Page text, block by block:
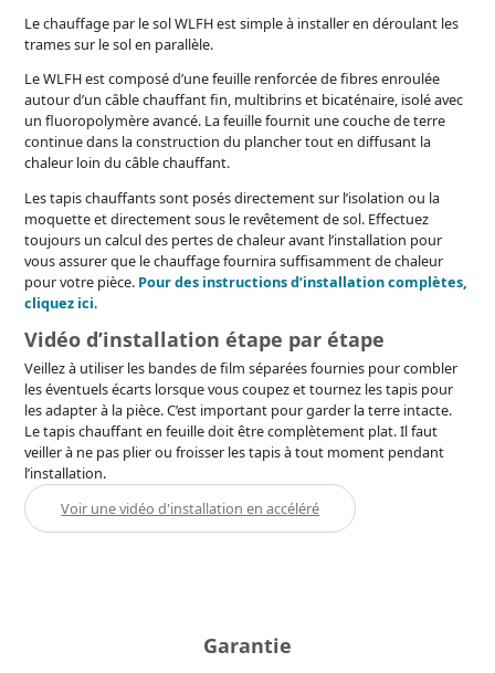
Le chauffage par le sol WLFH est simple à installer en déroulant les
trames sur le sol en parallèle.
Le WLFH est composé d’une feuille renforcée de fibres enroulée
autour d’un câble chauffant fin, multibrins et bicaténaire, isolé avec
un fluoropolymère avancé. La feuille fournit une couche de terre
continue dans la construction du plancher tout en diffusant la
chaleur loin du câble chauffant.
Les tapis chauffants sont posés directement sur l’isolation ou la
moquette et directement sous le revêtement de sol. Effectuez
toujours un calcul des pertes de chaleur avant l’installation pour
vous assurer que le chauffage fournira suffisamment de chaleur
pour votre pièce. Pour des instructions d’installation complètes,
cliquez ici.
Vidéo d’installation étape par étape
Veillez à utiliser les bandes de film séparées fournies pour combler
les éventuels écarts lorsque vous coupez et tournez les tapis pour
les adapter à la pièce. C’est important pour garder la terre intacte.
Le tapis chauffant en feuille doit être complètement plat. Il faut
veiller à ne pas plier ou froisser les tapis à tout moment pendant
l’installation.
Voir une vidéo d'installation en accéléré
Garantie